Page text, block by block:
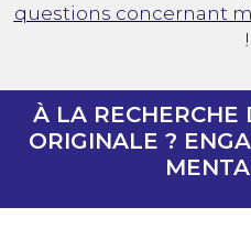
questions concernant
!
À LA RECHERCHE
ORIGINALE ?